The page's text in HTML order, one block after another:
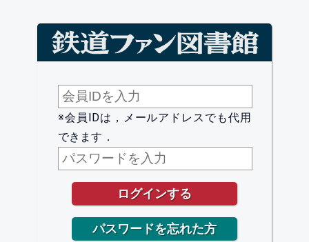
※会員IDは，メールアドレスでも代用
できます．